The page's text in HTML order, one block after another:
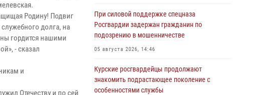
Родину! Подвиг
долга, на
гордится нашими
- сказал
и
Отечеству и по сей
При силовой поддержке спецназа
Росгвардии задержан гражданин по
подозрению в мошенничестве
05 августа 2026, 14:46
Курские росгвардейцы продолжают
знакомить подрастающее поколение с
особенностями службы